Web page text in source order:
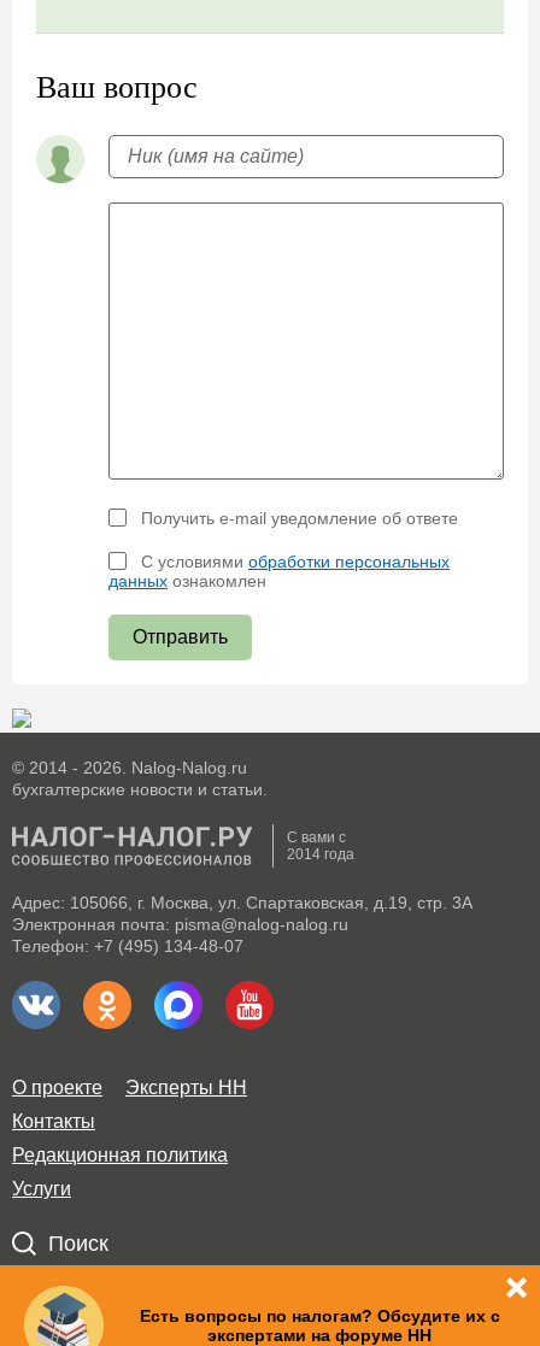
Ваш вопрос
Получить e-mail уведомление об ответе
С условиями обработки персональных
данных ознакомлен
Отправить
© 2014 - 2026. Nalog-Nalog.ru
бухгалтерские новости и статьи.
С вами с
2014 года
Адрес: 105066, г. Москва, ул. Спартаковская, д.19, стр. 3А
Электронная почта: pisma@nalog-nalog.ru
Телефон: +7 (495) 134-48-07
О проекте
Эксперты НН
Контакты
Редакционная политика
Услуги
Поиск
Правила использования материалов и авторские права
Пользовательское соглашение
Есть вопросы по налогам? Обсудите их с
экспертами на форуме НН